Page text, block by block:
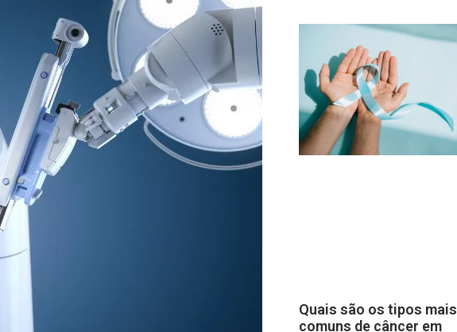
Quais são os tipos mais
comuns de câncer em